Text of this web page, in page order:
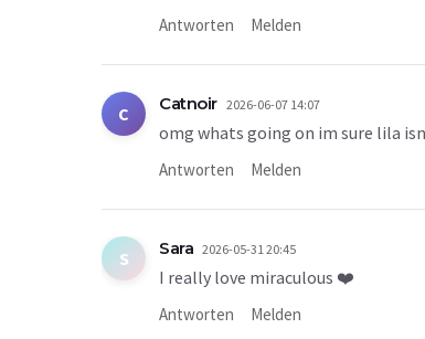
Antworten Melden
C Catnoir 2026-06-07 14:07
omg whats going on im sure lila
Antworten Melden
S Sara 2026-05-31 20:45
I really love miraculous ❤️
Antworten Melden